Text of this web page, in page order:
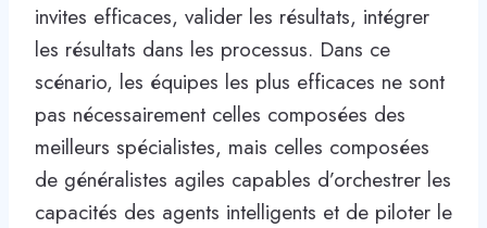
invites efficaces, valider les résultats, intégrer
les résultats dans les processus. Dans ce
scénario, les équipes les plus efficaces ne sont
pas nécessairement celles composées des
meilleurs spécialistes, mais celles composées
de généralistes agiles capables d’orchestrer les
capacités des agents intelligents et de piloter le